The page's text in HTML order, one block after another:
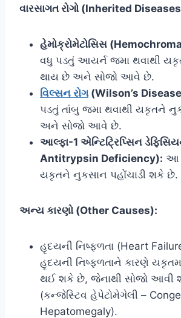
વારસાગત રોગો (Inherited
હેમોક્રોમેટોસિસ
વધુ પડતું આયર્ન જમા થવાથી
થાય છે અને સોજો આવે છે.
વિલ્સન રોગ(Wilson’s
પડતું તાંબુ જમા થવાથી યકૃતને
અને સોજો આવે છે.
આલ્ફા-1 એન્ટિટ્રિપ્સિન
Antitrypsin Deficiency): આ
યકૃતને નુકસાન પહોંચાડી શકે છે.
અન્ય કારણો (Other Causes):
હૃદયની નિષ્ફળતા (Heart
હૃદયની નિષ્ફળતાને કારણે યકૃતમાં
થઈ શકે છે, જેનાથી સોજો આવી
(કન્જેસ્ટિવ હેપેટોમેગેલી –
Hepatomegaly).